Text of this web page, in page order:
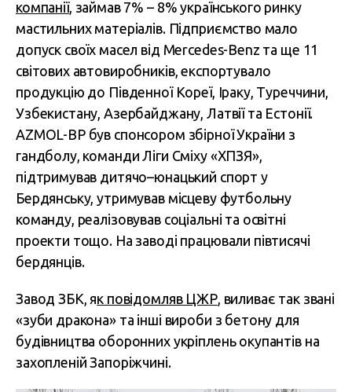
компанії, займав 7% – 8% українського ринку
мастильних матеріалів. Підприємство мало
допуск своїх масел від Mercedes-Benz та ще 11
світових автовиробників, експортувало
продукцію до Південної Кореї, Іраку, Туреччини,
Узбекистану, Азербайджану, Латвії та Естонії.
AZMOL-BP був спонсором збірної України з
гандболу, команди Ліги Сміху «ХПЗЯ»,
підтримував дитячо–юнацький спорт у
Бердянську, утримував місцеву футбольну
команду, реалізовував соціальні та освітні
проекти тощо. На заводі працювали півтисячі
бердянців.
Завод ЗБК, як повідомляв ЦЖР, виливає так звані
«зуби дракона» та інші вироби з бетону для
будівництва оборонних укріплень окупантів на
захопленій Запоріжчині.